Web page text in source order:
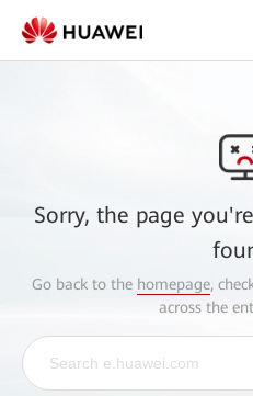
Sorry, the page
Go back to the homepage,
across the